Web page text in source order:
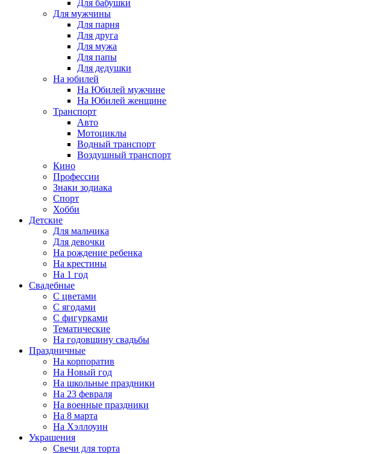
Для бабушки
Для мужчины
Для парня
Для друга
Для мужа
Для папы
Для дедушки
На юбилей
На Юбилей мужчине
На Юбилей женщине
Транспорт
Авто
Мотоциклы
Водный транспорт
Воздушный транспорт
Кино
Профессии
Знаки зодиака
Спорт
Хобби
Детские
Для мальчика
Для девочки
На рождение ребенка
На крестины
На 1 год
Свадебные
С цветами
С ягодами
С фигурками
Тематические
На годовщину свадьбы
Праздничные
На корпоратив
На Новый год
На школьные праздники
На 23 февраля
На военные праздники
На 8 марта
На Хэллоуин
Украшения
Свечи для торта